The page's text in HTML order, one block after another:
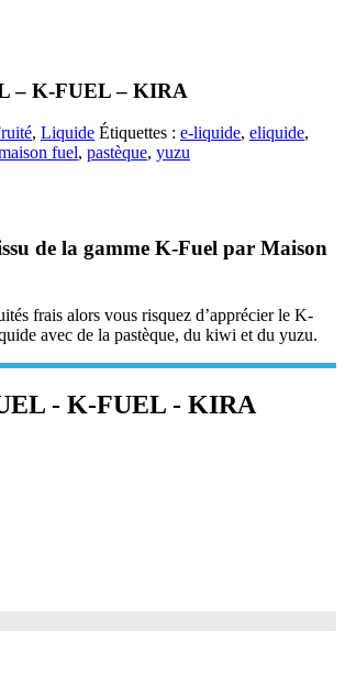
– K-FUEL – KIRA
, Liquide Étiquettes : e-liquide, eliquide,
fuel, pastèque, yuzu
de la gamme K-Fuel par Maison
frais alors vous risquez d’apprécier le K-
avec de la pastèque, du kiwi et du yuzu.
- K-FUEL - KIRA